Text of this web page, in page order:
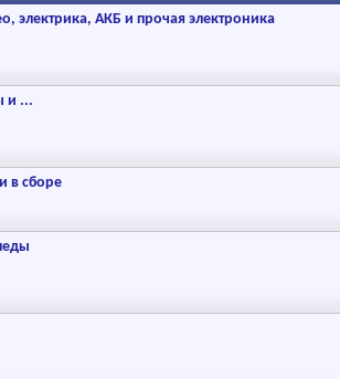
электрика, АКБ и прочая электроника
и ...
в сборе